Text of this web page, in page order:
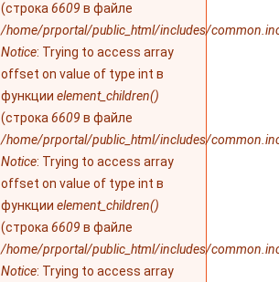
(строка 6609 в файле
/home/prportal/public_html/includes/
Notice: Trying to access array
offset on value of type int в
функции element_children()
(строка 6609 в файле
/home/prportal/public_html/includes/
Notice: Trying to access array
offset on value of type int в
функции element_children()
(строка 6609 в файле
/home/prportal/public_html/includes/
Notice: Trying to access array